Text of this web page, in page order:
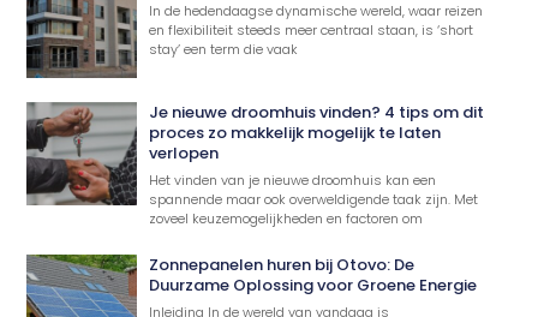
In de hedendaagse dynamische wereld, waar reizen
en flexibiliteit steeds meer centraal staan, is ‘short
stay’ een term die vaak
Je nieuwe droomhuis vinden? 4 tips om dit
proces zo makkelijk mogelijk te laten
verlopen
Het vinden van je nieuwe droomhuis kan een
spannende maar ook overweldigende taak zijn. Met
zoveel keuzemogelijkheden en factoren om
Zonnepanelen huren bij Otovo: De
Duurzame Oplossing voor Groene Energie
Inleiding In de wereld van vandaag is